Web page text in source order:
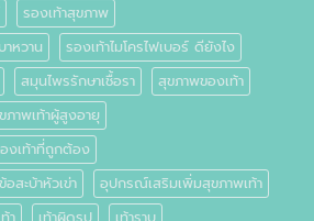
รองเท้าสุขภาพ
หวาน
รองเท้าไมโครไฟเบอร์ ดียังไง
สมุนไพรรักษาเชื้อรา
สุขภาพของเท้า
ภาพเท้าผู้สูงอายุ
งเท้าที่ถูกต้อง
สะบ้าหัวเข่า
อุปกรณ์เสริมเพิ่มสุขภาพเท้า